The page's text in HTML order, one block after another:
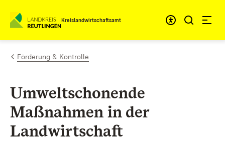
Zum Inhalt springen
Kreislandwirtschaftsamt
Förderung & Kontrolle
Umweltschonende
Maßnahmen in der
Landwirtschaft